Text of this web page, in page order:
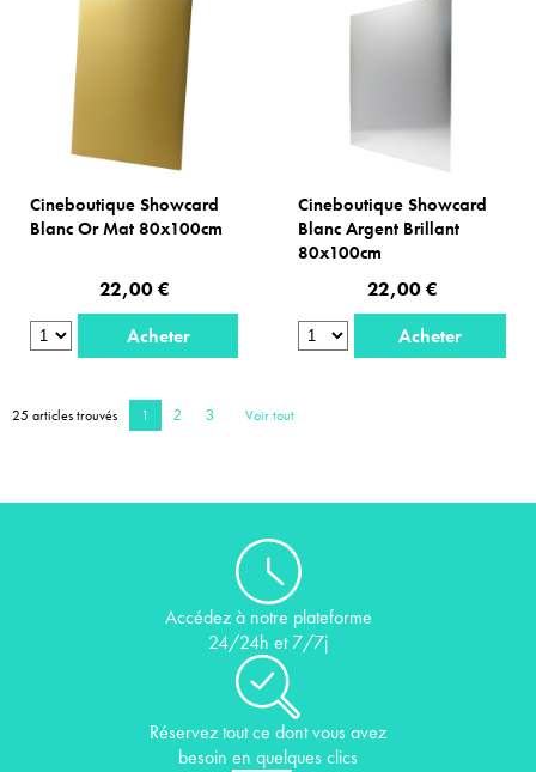
Cineboutique Showcard
Blanc Or Mat 80x100cm
22,00 €
Acheter
Cineboutique Showcard
Blanc Argent Brillant
80x100cm
22,00 €
Acheter
25 articles trouvés 1 2 3 Voir tout
Accédez à notre plateforme
24/24h et 7/7j
Réservez tout ce dont vous avez
besoin en quelques clics